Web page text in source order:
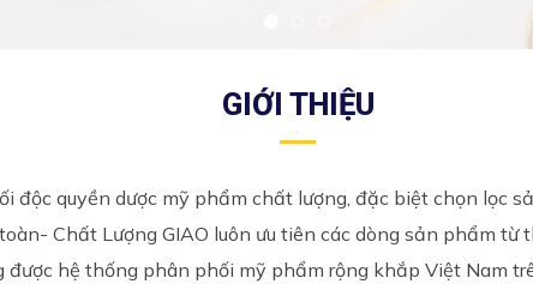
GIỚI THIỆU
độc quyền dược mỹ phẩm chất lượng, đặc biệt chọn lọc
Chất Lượng GIAO luôn ưu tiên các dòng sản phẩm
được hệ thống phân phối mỹ phẩm rộng khắp Việt Nam